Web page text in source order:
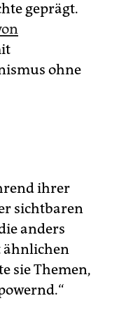
geprägt.
ohne
ihrer
sichtbaren
anders
ähnlichen
sie Themen,